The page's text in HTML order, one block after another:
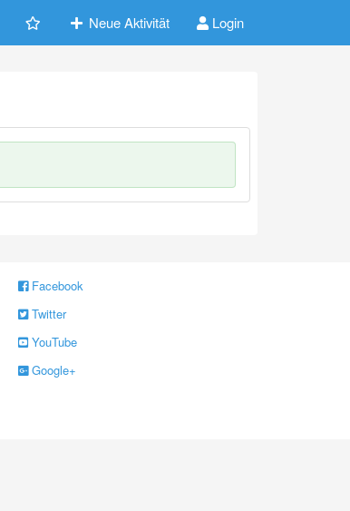
Neue Aktivität Login
Facebook
Twitter
YouTube
Google+